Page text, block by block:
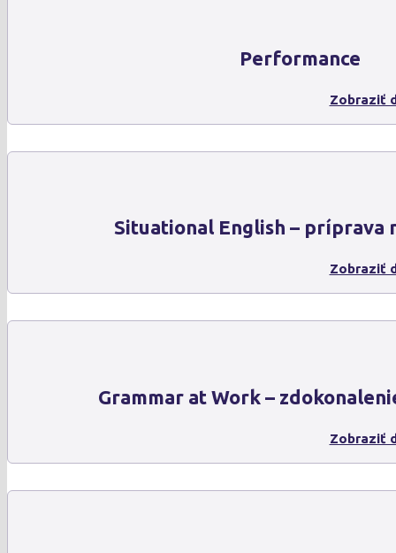
Performance
Zobraziť
Situational English – príprava
Zobraziť
Grammar at Work –
Zobraziť